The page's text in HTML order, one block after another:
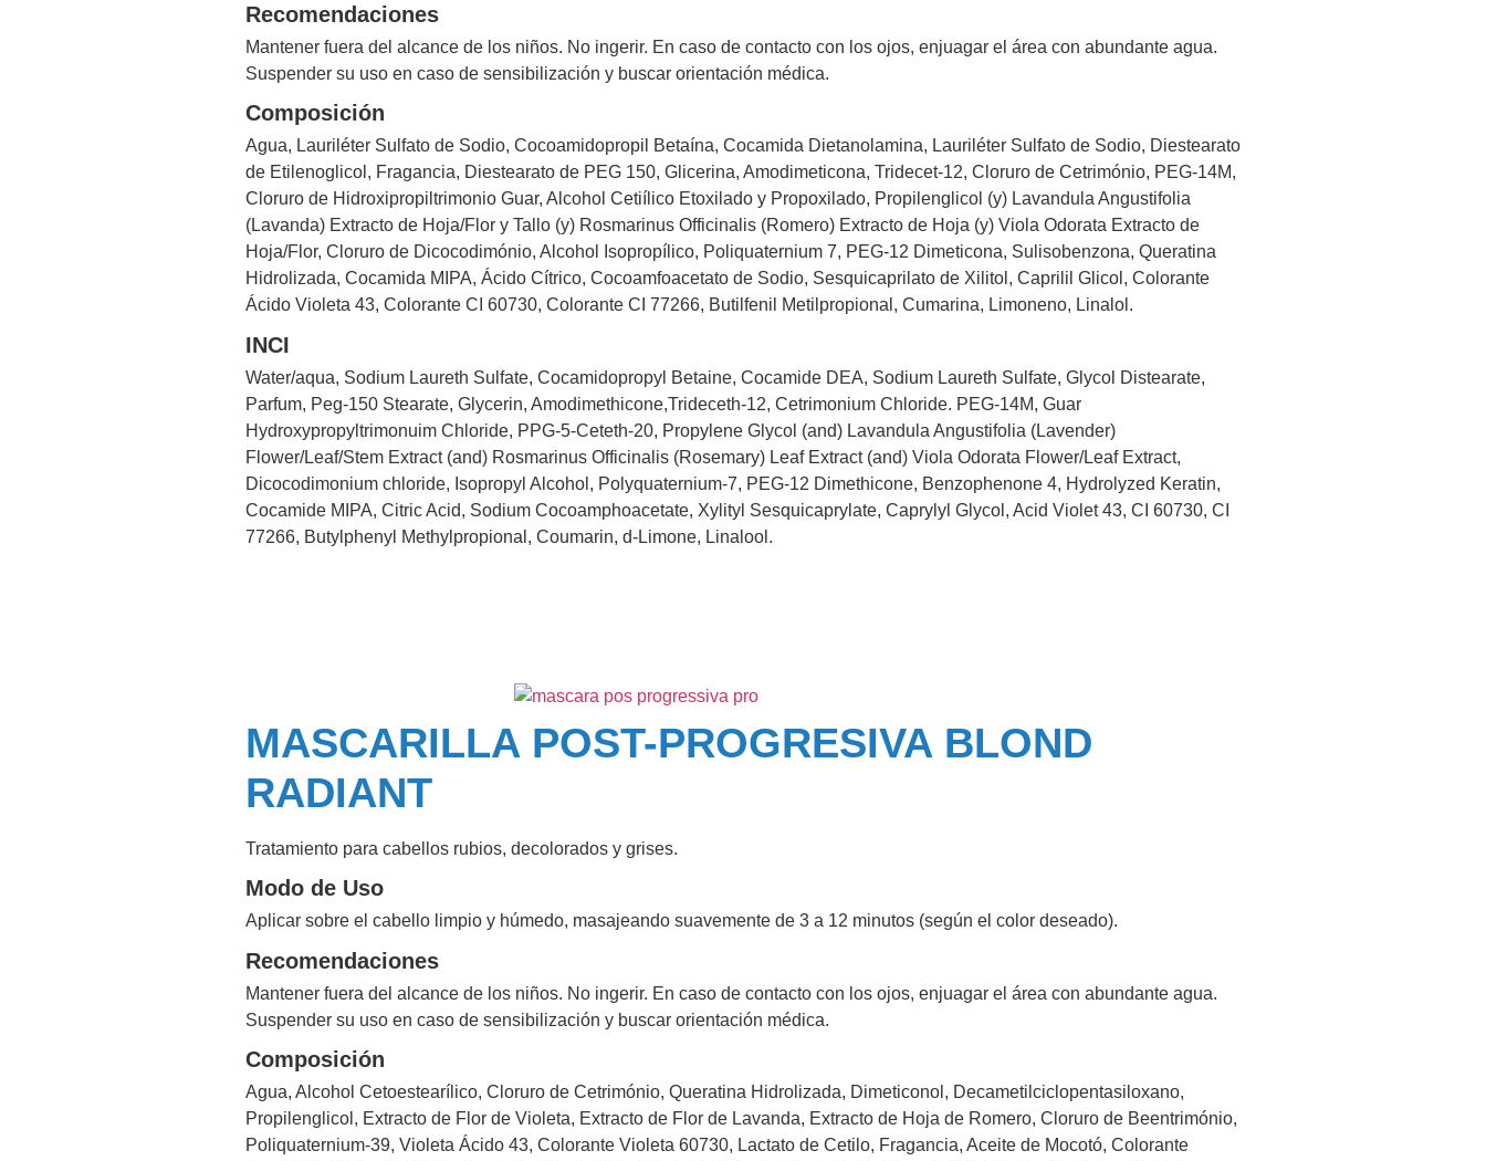
Recomendaciones
Mantener fuera del alcance de los niños. No ingerir. En caso de contacto con los ojos, enjuagar el área con abundante agua.
Suspender su uso en caso de sensibilización y buscar orientación médica.
Composición
Agua, Lauriléter Sulfato de Sodio, Cocoamidopropil Betaína, Cocamida Dietanolamina, Lauriléter Sulfato de Sodio, Diestearato
de Etilenoglicol, Fragancia, Diestearato de PEG 150, Glicerina, Amodimeticona, Tridecet-12, Cloruro de Cetrimónio, PEG-14M,
Cloruro de Hidroxipropiltrimonio Guar, Alcohol Cetiílico Etoxilado y Propoxilado, Propilenglicol (y) Lavandula Angustifolia
(Lavanda) Extracto de Hoja/Flor y Tallo (y) Rosmarinus Officinalis (Romero) Extracto de Hoja (y) Viola Odorata Extracto de
Hoja/Flor, Cloruro de Dicocodimónio, Alcohol Isopropílico, Poliquaternium 7, PEG-12 Dimeticona, Sulisobenzona, Queratina
Hidrolizada, Cocamida MIPA, Ácido Cítrico, Cocoamfoacetato de Sodio, Sesquicaprilato de Xilitol, Caprilil Glicol, Colorante
Ácido Violeta 43, Colorante CI 60730, Colorante CI 77266, Butilfenil Metilpropional, Cumarina, Limoneno, Linalol.
INCI
Water/aqua, Sodium Laureth Sulfate, Cocamidopropyl Betaine, Cocamide DEA, Sodium Laureth Sulfate, Glycol Distearate,
Parfum, Peg-150 Stearate, Glycerin, Amodimethicone,Trideceth-12, Cetrimonium Chloride. PEG-14M, Guar
Hydroxypropyltrimonuim Chloride, PPG-5-Ceteth-20, Propylene Glycol (and) Lavandula Angustifolia (Lavender)
Flower/Leaf/Stem Extract (and) Rosmarinus Officinalis (Rosemary) Leaf Extract (and) Viola Odorata Flower/Leaf Extract,
Dicocodimonium chloride, Isopropyl Alcohol, Polyquaternium-7, PEG-12 Dimethicone, Benzophenone 4, Hydrolyzed Keratin,
Cocamide MIPA, Citric Acid, Sodium Cocoamphoacetate, Xylityl Sesquicaprylate, Caprylyl Glycol, Acid Violet 43, CI 60730, CI
77266, Butylphenyl Methylpropional, Coumarin, d-Limone, Linalool.
MASCARILLA POST-PROGRESIVA BLOND
RADIANT
Tratamiento para cabellos rubios, decolorados y grises.
Modo de Uso
Aplicar sobre el cabello limpio y húmedo, masajeando suavemente de 3 a 12 minutos (según el color deseado).
Recomendaciones
Mantener fuera del alcance de los niños. No ingerir. En caso de contacto con los ojos, enjuagar el área con abundante agua.
Suspender su uso en caso de sensibilización y buscar orientación médica.
Composición
Agua, Alcohol Cetoestearílico, Cloruro de Cetrimónio, Queratina Hidrolizada, Dimeticonol, Decametilciclopentasiloxano,
Propilenglicol, Extracto de Flor de Violeta, Extracto de Flor de Lavanda, Extracto de Hoja de Romero, Cloruro de Beentrimónio,
Poliquaternium-39, Violeta Ácido 43, Colorante Violeta 60730, Lactato de Cetilo, Fragancia, Aceite de Mocotó, Colorante